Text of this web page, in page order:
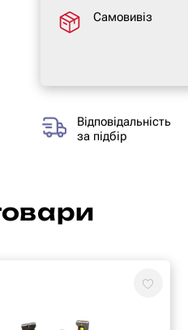
Самовивіз
Відповідальність
за підбір